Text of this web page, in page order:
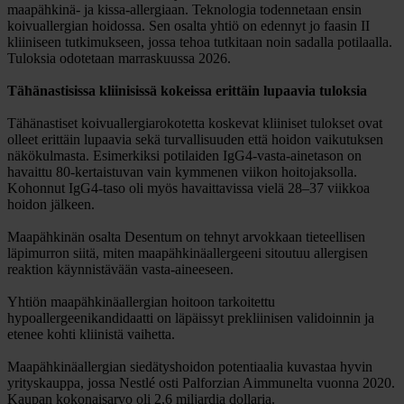
maapähkinä- ja kissa-allergiaan. Teknologia todennetaan ensin
koivuallergian hoidossa. Sen osalta yhtiö on edennyt jo faasin II
kliiniseen tutkimukseen, jossa tehoa tutkitaan noin sadalla potilaalla.
Tuloksia odotetaan marraskuussa 2026.
Tähänastisissa kliinisissä kokeissa erittäin lupaavia tuloksia
Tähänastiset koivuallergiarokotetta koskevat kliiniset tulokset ovat
olleet erittäin lupaavia sekä turvallisuuden että hoidon vaikutuksen
näkökulmasta. Esimerkiksi potilaiden IgG4-vasta-ainetason on
havaittu 80-kertaistuvan vain kymmenen viikon hoitojaksolla.
Kohonnut IgG4-taso oli myös havaittavissa vielä 28–37 viikkoa
hoidon jälkeen.
Maapähkinän osalta Desentum on tehnyt arvokkaan tieteellisen
läpimurron siitä, miten maapähkinäallergeeni sitoutuu allergisen
reaktion käynnistävään vasta-aineeseen.
Yhtiön maapähkinäallergian hoitoon tarkoitettu
hypoallergeenikandidaatti on läpäissyt prekliinisen validoinnin ja
etenee kohti kliinistä vaihetta.
Maapähkinäallergian siedätyshoidon potentiaalia kuvastaa hyvin
yrityskauppa, jossa Nestlé osti Palforzian Aimmunelta vuonna 2020.
Kaupan kokonaisarvo oli 2,6 miljardia dollaria.